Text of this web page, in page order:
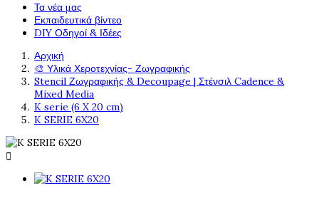
Τα νέα μας
Εκπαιδευτικά βίντεο
DIY Οδηγοί & Ιδέες
Αρχική
🎨 Υλικά Χεροτεχνίας- Ζωγραφικής
Stencil Ζωγραφικής & Decoupage | Στένσιλ Cadence &
Mixed Media
K serie (6 X 20 cm)
K SERIE 6X20
